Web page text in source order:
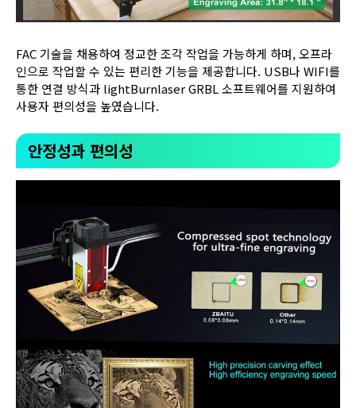
FAC 기술을 채용하여 정교한 조각 작업을 가능하게 하며, 오프라
인으로 작업할 수 있는 편리한 기능을 제공합니다. USB나 WIFI를
통한 연결 방식과 lightBurnlaser GRBL 소프트웨어를 지원하여
사용자 편의성을 높였습니다.
안정성과 편의성